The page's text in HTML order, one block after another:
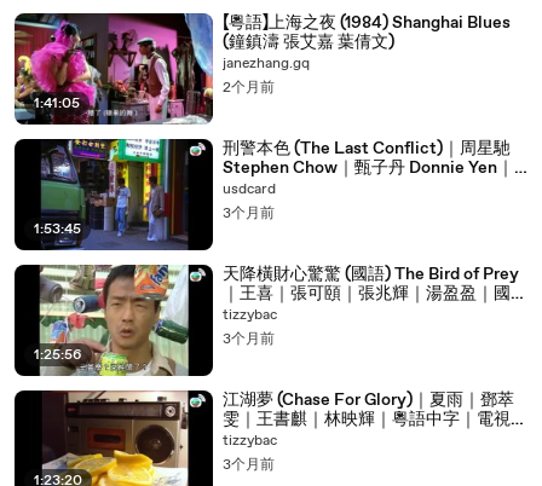
00:05:12
不过再给你买几个
00:05:42
不过再给你买几个
00:06:12
不过再给你买几个
00:06:19
近期将会爆发百年来最强烈的一次太阳磁爆
00:06:22
强度将会到达九级
00:06:24
不过这种事大家听过就算
00:06:27
就算
00:06:29
与你我的生活无关
00:06:31
我们言归正传
00:06:32
再过几个小时
00:06:44
大自然将赐予我等待已久的最大能量
00:06:48
到那个时候我将拯救这个缺少爱的世界
1:41:05
【粵語】上海之夜 (1984) Shanghai Blues
(鐘鎮濤 張艾嘉 葉倩文)
janezhang.gq
2个月前
1:53:45
刑警本色 (The Last Conflict)｜周星馳
Stephen Chow｜甄子丹 Donnie Yen｜
吳鎮宇｜粵語中字｜電視電影
usdcard
3个月前
1:25:56
天降橫財心驚驚 (國語) The Bird of Prey
｜王喜｜張可頤｜張兆輝｜湯盈盈｜國語
中字｜電視電影
tizzybac
3个月前
1:23:20
江湖夢 (Chase For Glory)｜夏雨｜鄧萃
雯｜王書麒｜林映輝｜粵語中字｜電視電
影
tizzybac
3个月前